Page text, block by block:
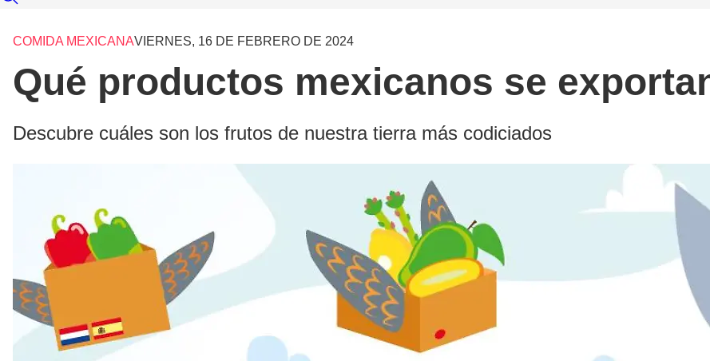
COMIDA MEXICANAVIERNES, 16 DE FEBRERO DE 2024
Qué productos mexicanos se
Descubre cuáles son los frutos de nuestra tierra más codiciados